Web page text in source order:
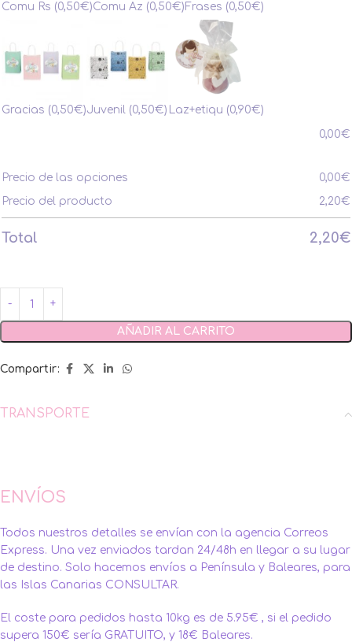
Comu Rs (0,50€)Comu Az (0,50€) Frases (0,50€)
Gracias (0,50€)Juvenil (0,50€) Laz+etiqu (0,90€)
0,00€
Precio de las opciones 0,00€
Precio del producto
2,20€
Total 2,20€
AÑADIR AL CARRITO
Compartir:
TRANSPORTE
ENVÍOS
Todos nuestros detalles se envían con la agencia Correos
Express. Una vez enviados tardan 24/48h en llegar a su lugar
de destino. Solo hacemos envíos a Península y Baleares, para
las Islas Canarias CONSULTAR.
El coste para pedidos hasta 10kg es de 5.95€ , si el pedido
supera 150€ sería GRATUITO, y 18€ Baleares.